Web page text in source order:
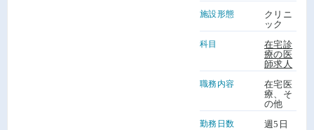
施設形態
クリニ
ック
科目
在宅診
療の医
師求人
職務内容
在宅医
療、そ
の他
勤務日数 週5日